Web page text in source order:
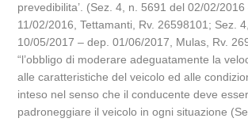
prevedibilita’. (Sez. 4, n. 5691 del 02/02/2016
11/02/2016, Tettamanti, Rv. 26598101; Sez.
10/05/2017 – dep. 01/06/2017, Mulas, Rv.
“l’obbligo di moderare adeguatamente la
alle caratteristiche del veicolo ed alle
inteso nel senso che il conducente deve
padroneggiare il veicolo in ogni situazione